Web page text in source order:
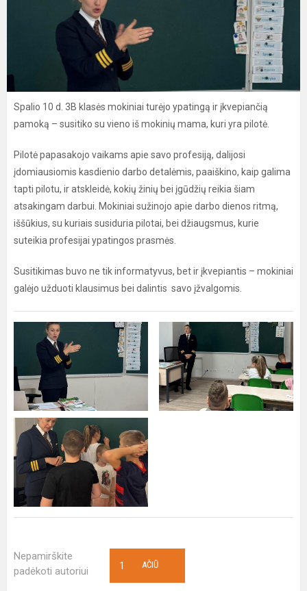
Spalio 10 d. 3B klasės mokiniai turėjo ypatingą ir įkvepiančią
pamoką – susitiko su vieno iš mokinių mama, kuri yra pilotė.
Pilotė papasakojo vaikams apie savo profesiją, dalijosi
įdomiausiomis kasdienio darbo detalėmis, paaiškino, kaip galima
tapti pilotu, ir atskleidė, kokių žinių bei įgūdžių reikia šiam
atsakingam darbui. Mokiniai sužinojo apie darbo dienos ritmą,
iššūkius, su kuriais susiduria pilotai, bei džiaugsmus, kurie
suteikia profesijai ypatingos prasmės.
Susitikimas buvo ne tik informatyvus, bet ir įkvepiantis – mokiniai
galėjo užduoti klausimus bei dalintis savo įžvalgomis.
Nepamirškite
padėkoti autoriui
AČIŪ
1